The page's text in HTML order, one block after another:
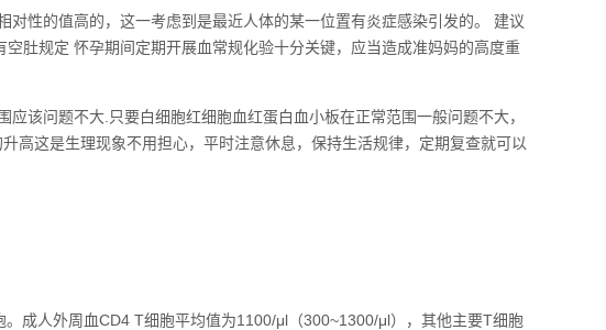
性的值高的，这一考虑到是最近人体的某一位置有炎症感染引发的。 建议
肚规定 怀孕期间定期开展血常规化验十分关键，应当造成准妈妈的高度重
该问题不大.只要白细胞红细胞血红蛋白血小板在正常范围一般问题不大，
高这是生理现象不用担心，平时注意休息，保持生活规律，定期复查就可以
成人外周血CD4 T细胞平均值为1100/μl（300~1300/μl），其他主要T细胞